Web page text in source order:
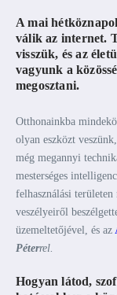
A mai
válik az internet.
visszük, és az
vagyunk a
megosztani.
Otthonainkba
olyan eszközt
még megannyi
mesterséges
felhasználási
veszélyeiről
üzemeltetőjével, és az
Péterrel.
Hogyan látod,